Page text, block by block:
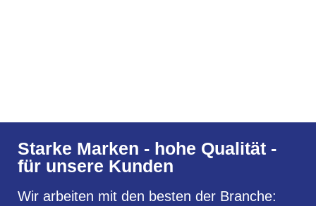
Starke Marken - hohe Qualität -
für unsere Kunden
Wir arbeiten mit den besten der Branche: